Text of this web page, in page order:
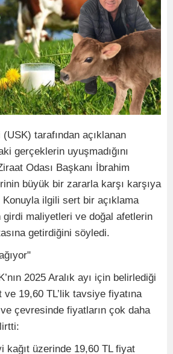
tarafından açıklanan
gerçeklerin uyuşmadığını
Odası Başkanı İbrahim
büyük bir zararla karşı karşıya
ilgili sert bir açıklama
girdi maliyetleri ve doğal afetlerin
getirdiğini söyledi.
2025 Aralık ayı için belirlediği
ve 19,60 TL’lik tavsiye fiyatına
çevresinde fiyatların çok daha
kağıt üzerinde 19,60 TL fiyat